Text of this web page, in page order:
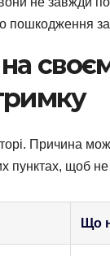
пошкодження
Причина
пунктах, щоб
Що